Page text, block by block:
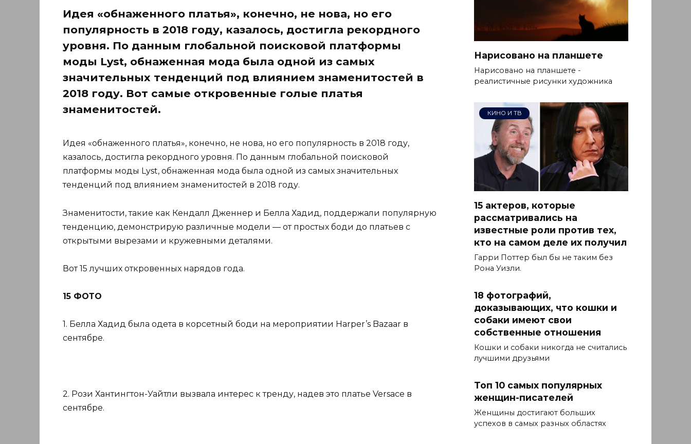
Идея «обнаженного платья», конечно, не нова, но его
популярность в 2018 году, казалось, достигла рекордного
уровня. По данным глобальной поисковой платформы
моды Lyst, обнаженная мода была одной из самых
значительных тенденций под влиянием знаменитостей в
2018 году. Вот самые откровенные голые платья
знаменитостей.
Идея «обнаженного платья», конечно, не нова, но его популярность в 2018 году,
казалось, достигла рекордного уровня. По данным глобальной поисковой
платформы моды Lyst, обнаженная мода была одной из самых значительных
тенденций под влиянием знаменитостей в 2018 году.
Знаменитости, такие как Кендалл Дженнер и Белла Хадид, поддержали популярную
тенденцию, демонстрирую различные модели — от простых боди до платьев с
открытыми вырезами и кружевными деталями.
Вот 15 лучших откровенных нарядов года.
15 ФОТО
1. Белла Хадид была одета в корсетный боди на мероприятии Harper’s Bazaar в
сентябре.
2. Рози Хантингтон-Уайтли вызвала интерес к тренду, надев это платье Versace в
сентябре.
Нарисовано на планшете
Нарисовано на планшете -
реалистичные рисунки художника
КИНО И ТВ
15 актеров, которые
рассматривались на
известные роли против тех,
кто на самом деле их получил
Гарри Поттер был бы не таким без
Рона Уизли.
18 фотографий,
доказывающих, что кошки и
собаки имеют свои
собственные отношения
Кошки и собаки никогда не считались
лучшими друзьями
Топ 10 самых популярных
женщин-писателей
Женщины достигают больших
успехов в самых разных областях